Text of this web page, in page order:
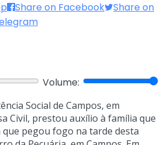
Share on Facebook
Share on
Volume:
Social de Campos, em
Civil, prestou auxílio à família que
que pegou fogo na tarde desta